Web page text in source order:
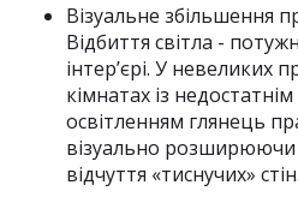
Візуальне збільшення
Відбиття світла -
інтер’єрі. У невеликих
кімнатах із
освітленням глянець
візуально розширюючи
відчуття «тиснучих» стін.